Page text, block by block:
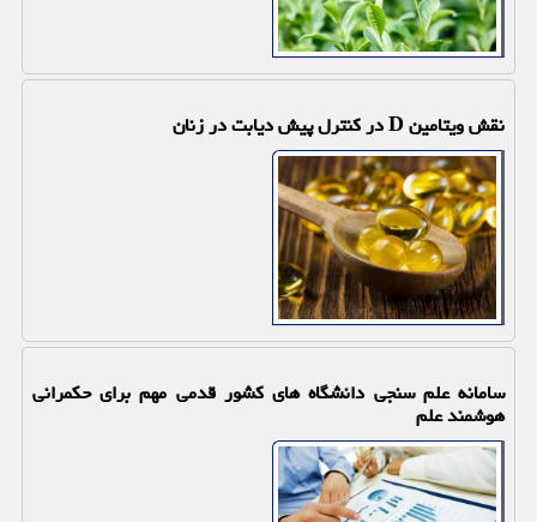
نقش ویتامین D در کنترل پیش دیابت در زنان
سامانه علم سنجی دانشگاه های کشور قدمی مهم برای حکمرانی
هوشمند علم